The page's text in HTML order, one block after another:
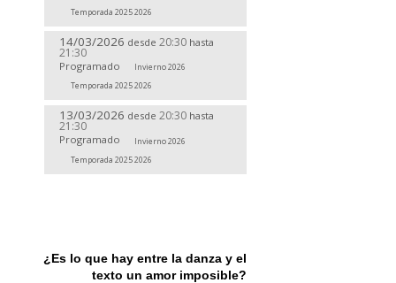
Temporada 2025 2026
14/03/2026 desde 20:30 hasta
21:30
Programado
Invierno 2026
Temporada 2025 2026
13/03/2026 desde 20:30 hasta
21:30
Programado
Invierno 2026
Temporada 2025 2026
¿Es lo que hay entre la danza y el
texto un amor imposible?